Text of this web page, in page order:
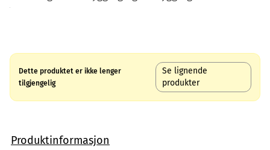
Dette produktet er ikke lenger
tilgjengelig
Se lignende
produkter
Produktinformasjon